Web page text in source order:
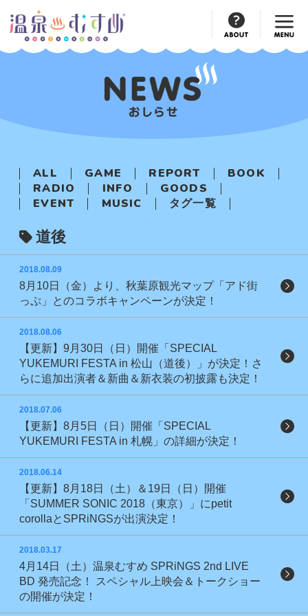
Official
Account
ALL GAME REPORT
BOOK
RADIO
INFO
GOODS
EVENT
MUSIC タグ一覧
道後
2018.08.09
8月10日（金）より、秋葉原観光マップ「アド街
っぷ」とのコラボキャンペーンが決定！
2018.08.06
【更新】9月30日（日）開催「SPECIAL
YUKEMURI FESTA in 松山（道後）」が決定！さ
らに追加出演者＆新曲＆新衣装の初披露も決定！
2018.07.06
【更新】8月5日（日）開催「SPECIAL
YUKEMURI FESTA in 札幌」の詳細が決定！
2018.06.14
【更新】8月18日（土）＆19日（日）開催
「SUMMER SONIC 2018（東京）」にpetit
corollaとSPRiNGSが出演決定！
2018.03.17
4月14日（土）温泉むすめ SPRiNGS 2nd LIVE
BD 発売記念！ スペシャル上映会＆トークショー
の開催が決定！